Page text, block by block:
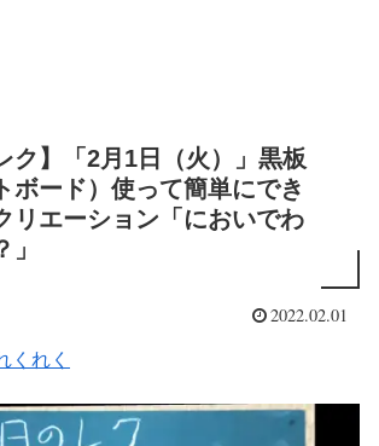
ク】「2月1日（火）」黒板
ボード）使って簡単にでき
リエーション「においでわ
2022.02.01
くれく